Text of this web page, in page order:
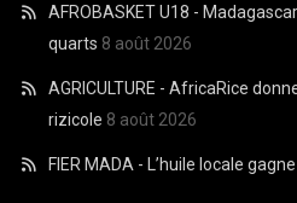
AFROBASKET U18 -
quarts 8 août 2026
AGRICULTURE - AfricaRice
rizicole 8 août 2026
FIER MADA - L’huile locale